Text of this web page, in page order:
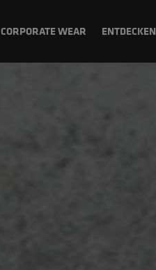
CORPORATE WEAR ENTDECKEN